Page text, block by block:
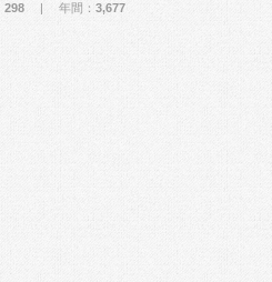
298 | 年間： 3,677